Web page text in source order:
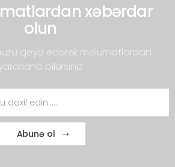
xəbərdar
olun
qeyd edərək məlumatlardan
bilərsiniz
Abunə ol